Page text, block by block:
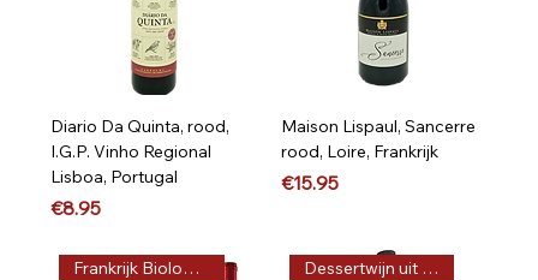
Diario Da Quinta, rood,
I.G.P. Vinho Regional
Lisboa, Portugal
Price
€8.95
Maison Lispaul, Sancerre
rood, Loire, Frankrijk
Price
€15.95
Frankrijk Biologisch Dessertwijn uit Frankrijk